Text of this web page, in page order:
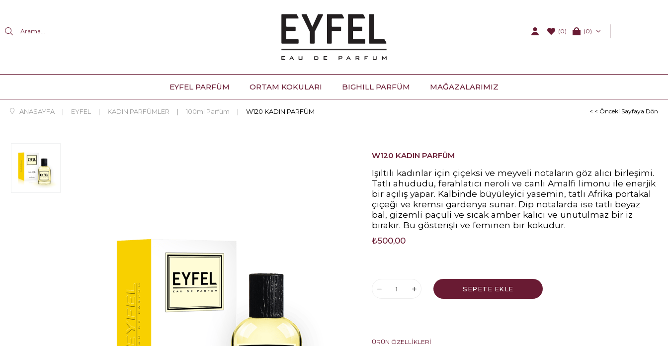
Arama... (0) 0
EYFEL PARFÜM ORTAM KOKULARI BIGHILL PARFÜM MAĞAZALARIMIZ
ANASAYFA EYFEL KADIN PARFÜMLER 100ml Parfüm W120 KADIN PARFÜM < < Önceki Sayfaya Dön
W120 KADIN PARFÜM
Işıltılı kadınlar için çiçeksi ve meyveli notaların göz alıcı birleşimi.
Tatlı ahududu, ferahlatıcı neroli ve canlı Amalfi limonu ile enerjik
bir açılış yapar. Kalbinde büyüleyici yasemin, tatlı Afrika portakal
çiçeği ve kremsi gardenya sunar. Dip notalarda ise tatlı beyaz
bal, gizemli paçuli ve sıcak amber kalıcı ve unutulmaz bir iz
bırakır. Bu gösterişli ve feminen bir kokudur.
₺500,00
ÜRÜN ÖZELLIKLERI